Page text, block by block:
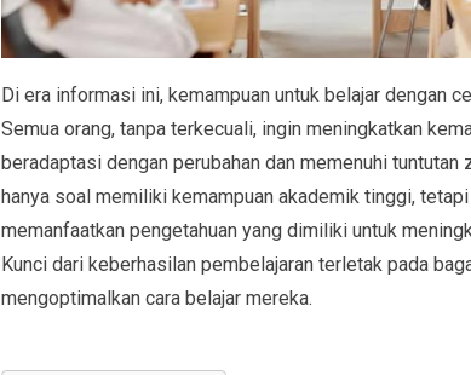
Di era informasi ini, kemampuan untuk belajar dengan
Semua orang, tanpa terkecuali, ingin meningkatkan
beradaptasi dengan perubahan dan memenuhi tuntutan
hanya soal memiliki kemampuan akademik tinggi,
memanfaatkan pengetahuan yang dimiliki untuk
Kunci dari keberhasilan pembelajaran terletak pada
mengoptimalkan cara belajar mereka.